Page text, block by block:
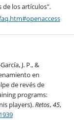
de los artículos".
J. P., &
en
de revés de
programs:
players).Retos,45,